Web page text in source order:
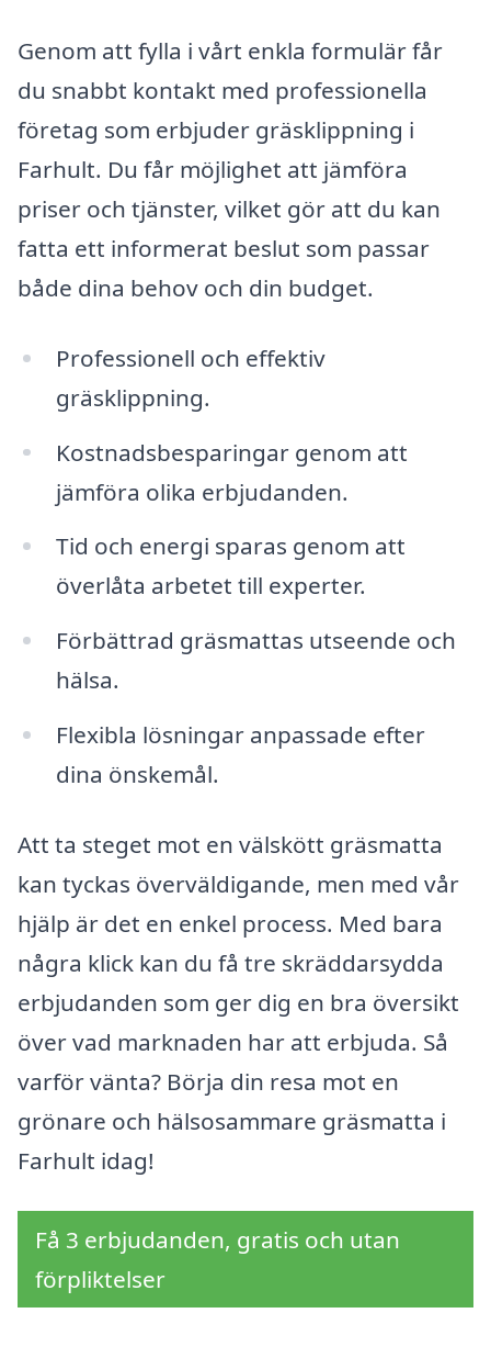
Genom att fylla i vårt enkla formulär får
du snabbt kontakt med professionella
företag som erbjuder gräsklippning i
Farhult. Du får möjlighet att jämföra
priser och tjänster, vilket gör att du kan
fatta ett informerat beslut som passar
både dina behov och din budget.
Professionell och effektiv
gräsklippning.
Kostnadsbesparingar genom att
jämföra olika erbjudanden.
Tid och energi sparas genom att
överlåta arbetet till experter.
Förbättrad gräsmattas utseende och
hälsa.
Flexibla lösningar anpassade efter
dina önskemål.
Att ta steget mot en välskött gräsmatta
kan tyckas överväldigande, men med vår
hjälp är det en enkel process. Med bara
några klick kan du få tre skräddarsydda
erbjudanden som ger dig en bra översikt
över vad marknaden har att erbjuda. Så
varför vänta? Börja din resa mot en
grönare och hälsosammare gräsmatta i
Farhult idag!
Få 3 erbjudanden, gratis och utan
förpliktelser